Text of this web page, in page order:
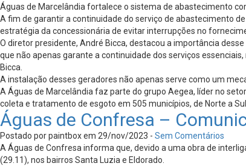
Águas de Marcelândia fortalece o sistema de abastecimento
A fim de garantir a continuidade do serviço de abastecimento
estratégia da concessionária de evitar interrupções no
O diretor presidente, André Bicca, destacou a importância
que não apenas garante a continuidade dos serviços
Bicca.
A instalação desses geradores não apenas serve como um
A Águas de Marcelândia faz parte do grupo Aegea, líder no
coleta e tratamento de esgoto em 505 municípios, de Norte a Sul
Águas de Confresa –
Postado por paintbox em 29/nov/2023 - Sem Comentários
A Águas de Confresa informa que, devido a uma obra de
(29.11), nos bairros Santa Luzia e Eldorado.